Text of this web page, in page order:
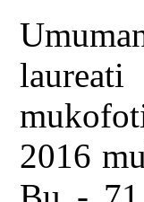
2016